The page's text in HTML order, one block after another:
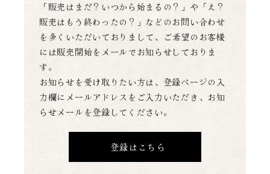
「販売はまだ？いつから始まるの？」や「え？
販売はもう終わったの？」などのお問い合わせ
を多くいただいておりまして、 ご希望のお客様
には販売開始をメールでお知らせしておりま
す。
お知らせを受け取りたい方は、登録ページの入
力欄にメールアドレスをご入力いただき、お知
らせメールを登録してください。
登録はこちら